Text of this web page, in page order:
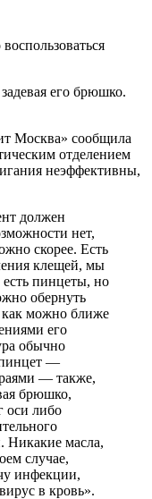
его брюшко.
Москва» сообщила
отделением
неэффективны,
должен
нет,
скорее. Есть
клещей, мы
пинцеты, но
обернуть
как можно ближе
его
обычно
пинцет —
— также,
брюшко,
оси либо
Никакие масла,
случае,
инфекции,
в кровь».